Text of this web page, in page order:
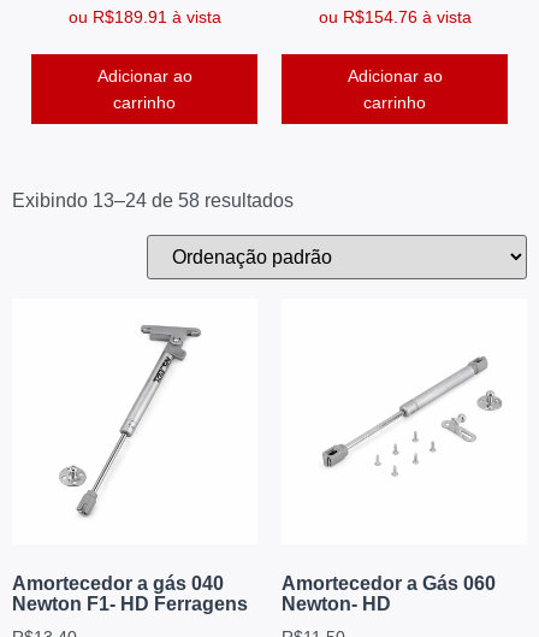
ou R$189.91 à vista
Adicionar ao
carrinho
ou R$154.76 à vista
Adicionar ao
carrinho
Exibindo 13–24 de 58 resultados
Amortecedor a gás 040
Newton F1- HD Ferragens
Amortecedor a Gás 060
Newton- HD